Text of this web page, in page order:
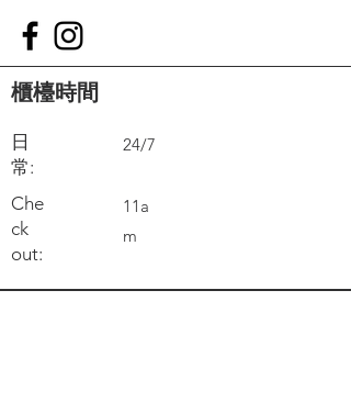
櫃檯時間
日
常:
24/7
Che
ck
out:
11a
m